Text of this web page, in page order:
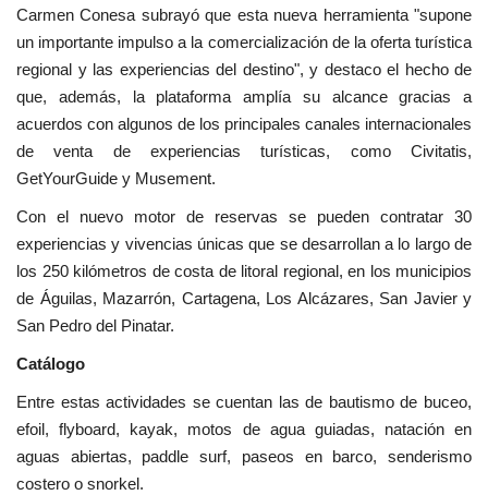
Carmen Conesa subrayó que esta nueva herramienta "supone
un importante impulso a la comercialización de la oferta turística
regional y las experiencias del destino", y destaco el hecho de
que, además, la plataforma amplía su alcance gracias a
acuerdos con algunos de los principales canales internacionales
de venta de experiencias turísticas, como Civitatis,
GetYourGuide y Musement.
Con el nuevo motor de reservas se pueden contratar 30
experiencias y vivencias únicas que se desarrollan a lo largo de
los 250 kilómetros de costa de litoral regional, en los municipios
de Águilas, Mazarrón, Cartagena, Los Alcázares, San Javier y
San Pedro del Pinatar.
Catálogo
Entre estas actividades se cuentan las de bautismo de buceo,
efoil, flyboard, kayak, motos de agua guiadas, natación en
aguas abiertas, paddle surf, paseos en barco, senderismo
costero o snorkel.